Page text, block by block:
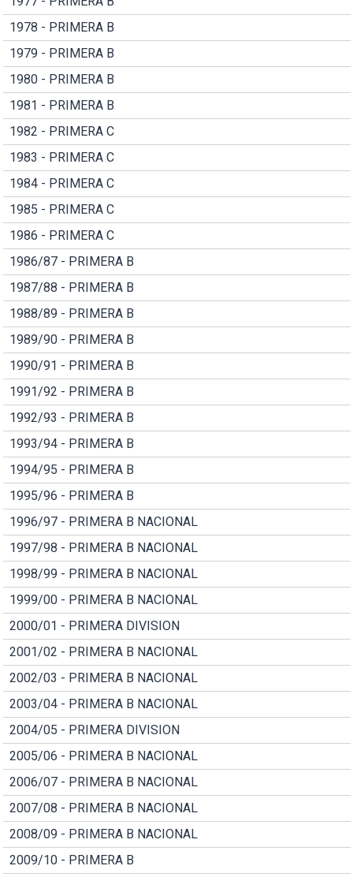
1978 - PRIMERA B
1979 - PRIMERA B
1980 - PRIMERA B
1981 - PRIMERA B
1982 - PRIMERA C
1983 - PRIMERA C
1984 - PRIMERA C
1985 - PRIMERA C
1986 - PRIMERA C
1986/87 - PRIMERA B
1987/88 - PRIMERA B
1988/89 - PRIMERA B
1989/90 - PRIMERA B
1990/91 - PRIMERA B
1991/92 - PRIMERA B
1992/93 - PRIMERA B
1993/94 - PRIMERA B
1994/95 - PRIMERA B
1995/96 - PRIMERA B
1996/97 - PRIMERA B NACIONAL
1997/98 - PRIMERA B NACIONAL
1998/99 - PRIMERA B NACIONAL
1999/00 - PRIMERA B NACIONAL
2000/01 - PRIMERA DIVISION
2001/02 - PRIMERA B NACIONAL
2002/03 - PRIMERA B NACIONAL
2003/04 - PRIMERA B NACIONAL
2004/05 - PRIMERA DIVISION
2005/06 - PRIMERA B NACIONAL
2006/07 - PRIMERA B NACIONAL
2007/08 - PRIMERA B NACIONAL
2008/09 - PRIMERA B NACIONAL
2009/10 - PRIMERA B